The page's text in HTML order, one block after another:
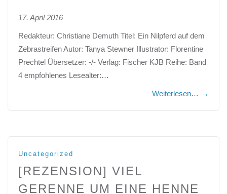
17. April 2016
Redakteur: Christiane Demuth Titel: Ein Nilpferd auf dem
Zebrastreifen Autor: Tanya Stewner Illustrator: Florentine
Prechtel Übersetzer: -/- Verlag: Fischer KJB Reihe: Band
4 empfohlenes Lesealter:…
Weiterlesen… →
Uncategorized
[REZENSION] VIEL
GERENNE UM EINE HENNE